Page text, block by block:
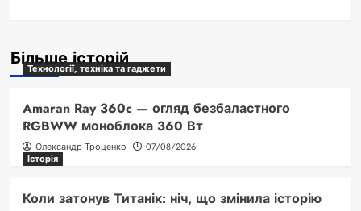
Більше історій
Технології, техніка та гаджети
Amaran Ray 360c — огляд безбаластного
RGBWW моноблока 360 Вт
Олександр Троценко
07/08/2026
Історія
Коли затонув Титанік: ніч, що змінила історію